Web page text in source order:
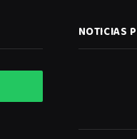
NOTICIAS